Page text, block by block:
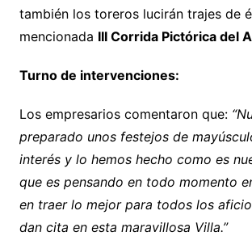
también los toreros lucirán trajes de
mencionada III Corrida Pictórica del
Turno de intervenciones:
Los empresarios comentaron que:
preparado unos festejos de
interés y lo hemos hecho como es
que es pensando en todo momento
en traer lo mejor para todos los
dan cita en esta maravillosa Villa.”